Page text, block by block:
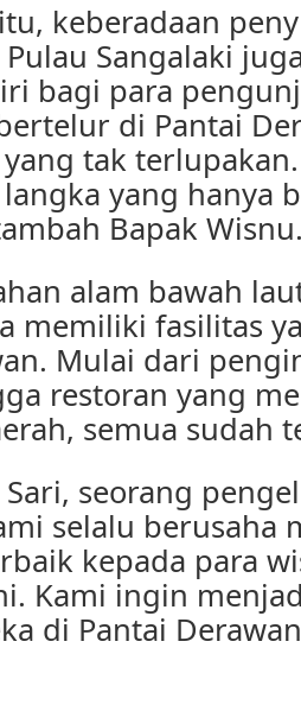
keberadaan
Sangalaki
bagi para
di Pantai
tak
yang hanya
Bapak
alam bawah
memiliki fasilitas
Mulai dari
restoran yang
semua sudah
seorang
selalu berusaha
kepada para
Kami ingin
di Pantai